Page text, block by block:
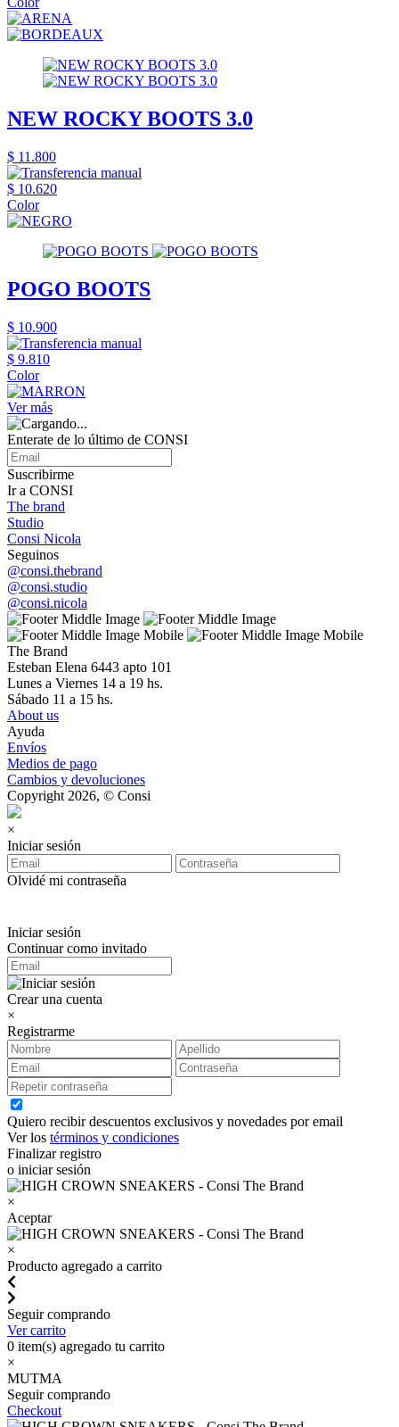
NEW ROCKY BOOTS 3.0
$ 11.800
$ 10.620
Color
POGO BOOTS
$ 10.900
$ 9.810
Color
Ver más
Enterate de lo último de CONSI
Suscribirme
Ir a CONSI
The brand
Studio
Consi Nicola
Seguinos
@consi.thebrand
@consi.studio
@consi.nicola
The Brand
Esteban Elena 6443 apto 101
Lunes a Viernes 14 a 19 hs.
Sábado 11 a 15 hs.
About us
Ayuda
Envíos
Medios de pago
Cambios y devoluciones
Copyright 2026, © Consi
×
Iniciar sesión
Olvidé mi contraseña
Iniciar sesión
Continuar como invitado
Crear una cuenta
×
Registrarme
Quiero recibir descuentos exclusivos y novedades por email
Ver los términos y condiciones
Finalizar registro
o iniciar sesión
×
Aceptar
×
Producto agregado a carrito
Seguir comprando
Ver carrito
0 item(s) agregado tu carrito
×
MUTMA
Seguir comprando
Checkout